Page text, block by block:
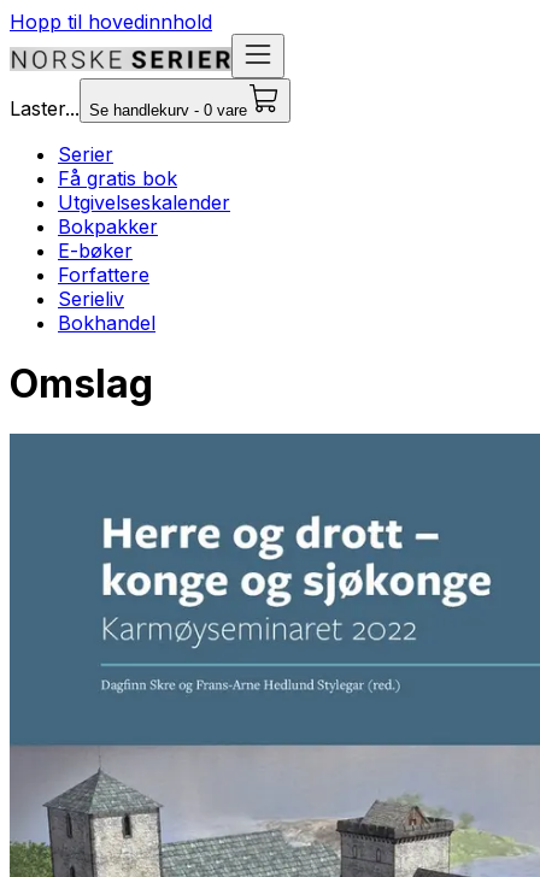
Hopp til hovedinnhold
Laster... Se handlekurv - 0 vare
Serier
Få gratis bok
Utgivelseskalender
Bokpakker
E-bøker
Forfattere
Serieliv
Bokhandel
Omslag